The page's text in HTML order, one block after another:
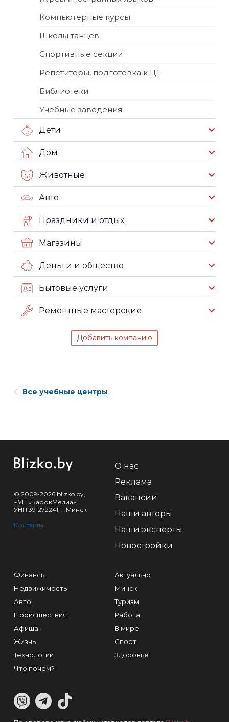
Компьютерные курсы
Школы танцев
Спортивные секции
Репетиторы, подготовка к ЦТ
Библиотеки
Учебные заведения
Дети
Дом
Животные
Авто
Праздники и отдых
Магазины
Деньги и общество
Бытовые услуги
Ремонтные мастерские
Добавить компанию
Все учебные центры
© 2009-2026 blizko.by,
ЧУП «БарокМедиа»,
УНП 391272241, г.Минск
Контакты
О нас
Реклама
Вакансии
Наши авторы
Наши эксперты
Новостройки
Финансы
Недвижимость
Авто
Происшествия
Афиша
Жизнь
Технологии
Что почем?
Актуально
Минск
Туризм
Работа
В мире
Спорт
Здоровье